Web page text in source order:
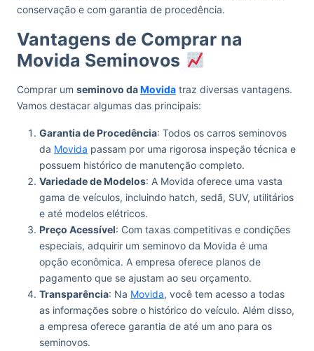
conservação e com garantia de procedência.
Vantagens de Comprar na
Movida Seminovos
Comprar um seminovo daMovida traz diversas vantagens.
Vamos destacar algumas das principais:
Garantia de Procedência: Todos os carros seminovos
da Movida passam por uma rigorosa inspeção técnica e
possuem histórico de manutenção completo.
Variedade de Modelos: A Movida oferece uma vasta
gama de veículos, incluindo hatch, sedã, SUV, utilitários
e até modelos elétricos.
Preço Acessível: Com taxas competitivas e condições
especiais, adquirir um seminovo da Movida é uma
opção econômica. A empresa oferece planos de
pagamento que se ajustam ao seu orçamento.
Transparência: Na Movida, você tem acesso a todas
as informações sobre o histórico do veículo. Além disso,
a empresa oferece garantia de até um ano para os
seminovos.